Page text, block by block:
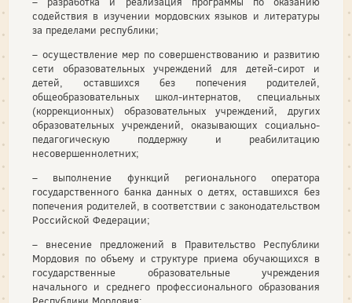
содействия в изучении мордовских языков и литературы
за пределами республики;
– осуществление мер по совершенствованию и развитию
сети образовательных учреждений для детей-сирот и
детей, оставшихся без попечения родителей,
общеобразовательных школ-интернатов, специальных
(коррекционных) образовательных учреждений, других
образовательных учреждений, оказывающих социально-
педагогическую поддержку и реабилитацию
несовершеннолетних;
– выполнение функций регионального оператора
государственного банка данных о детях, оставшихся без
попечения родителей, в соответствии с законодательством
Российской Федерации;
– внесение предложений в Правительство Республики
Мордовия по объему и структуре приема обучающихся в
государственные образовательные учреждения
начального и среднего профессионального образования